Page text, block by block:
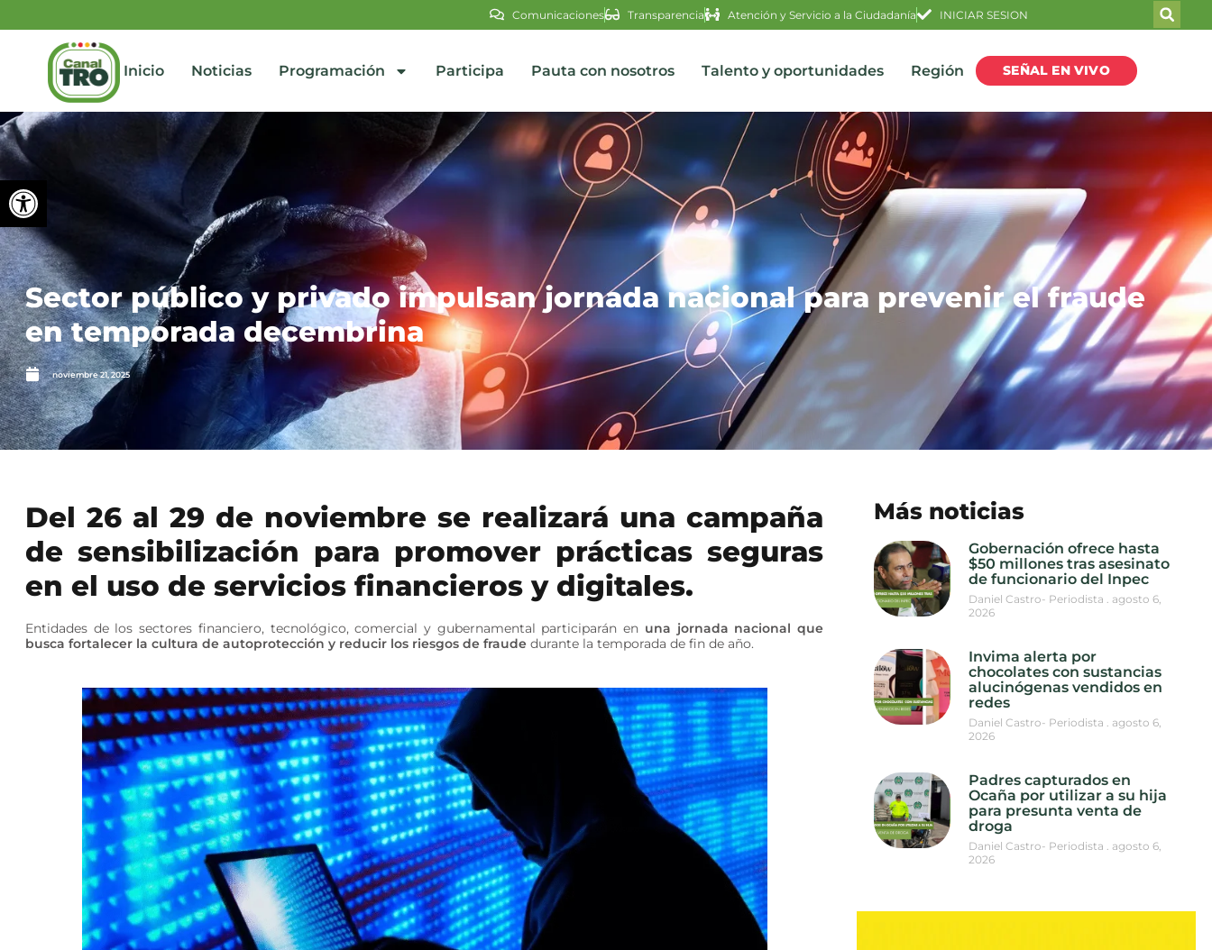
Abrir barra de herramientas
Comunicaciones Transparencia Atención y Servicio a la Ciudadanía INICIAR SESION
Inicio Noticias Programación Participa Pauta con nosotros Talento y oportunidades Región SEÑAL EN VIVO
Sector público y privado impulsan jornada nacional para prevenir el fraude
en temporada decembrina
noviembre 21, 2025
Del 26 al 29 de noviembre se realizará una campaña
de sensibilización para promover prácticas seguras
en el uso de servicios financieros y digitales.
Entidades de los sectores financiero, tecnológico, comercial y gubernamental participarán en una jornada nacional que
busca fortalecer la cultura de autoprotección y reducir los riesgos de fraude durante la temporada de fin de año.
Más noticias
Gobernación ofrece hasta
$50 millones tras asesinato
de funcionario del Inpec
Daniel Castro- Periodista
agosto 6,
2026
Invima alerta por
chocolates con sustancias
alucinógenas vendidos en
redes
Daniel Castro- Periodista
agosto 6,
2026
Padres capturados en
Ocaña por utilizar a su hija
para presunta venta de
droga
Daniel Castro- Periodista
agosto 6,
2026